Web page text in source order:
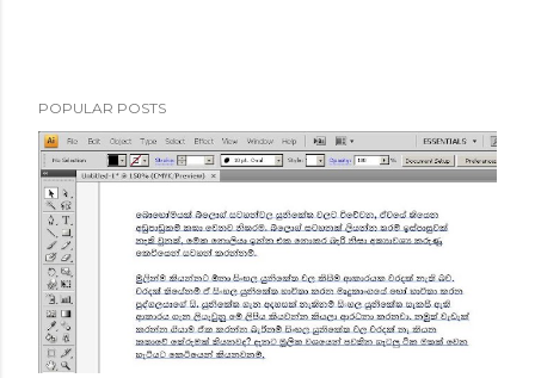
POPULAR POSTS